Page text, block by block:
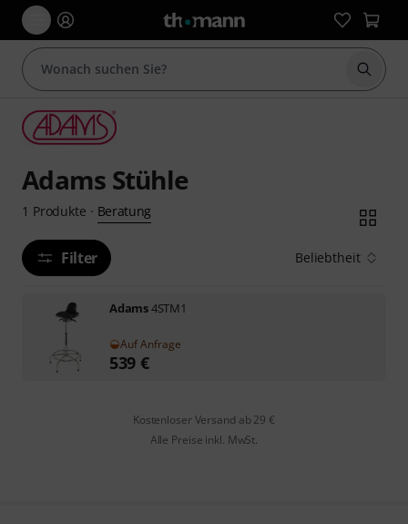
Suche
Adams Stühle
1 Produkte · Beratung
Filter Beliebtheit
Adams4STM1
Auf Anfrage
539 €
Kostenloser Versand ab 29 €
Alle Preise inkl. MwSt.